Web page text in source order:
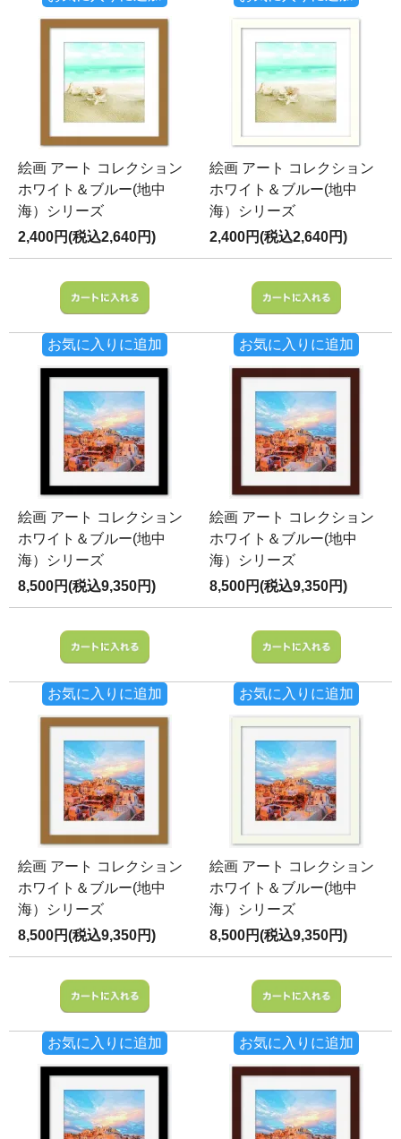
絵画 アート コレクション
ホワイト＆ブルー(地中
海）シリーズ
2,400円(税込2,640円)
お気に入りに追加
絵画 アート コレクション
ホワイト＆ブルー(地中
海）シリーズ
2,400円(税込2,640円)
お気に入りに追加
絵画 アート コレクション
ホワイト＆ブルー(地中
海）シリーズ
8,500円(税込9,350円)
お気に入りに追加
絵画 アート コレクション
ホワイト＆ブルー(地中
海）シリーズ
8,500円(税込9,350円)
お気に入りに追加
絵画 アート コレクション
ホワイト＆ブルー(地中
海）シリーズ
8,500円(税込9,350円)
お気に入りに追加
絵画 アート コレクション
ホワイト＆ブルー(地中
海）シリーズ
8,500円(税込9,350円)
お気に入りに追加